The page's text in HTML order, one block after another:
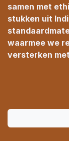
samen met
stukken uit
waarmee we
versterken